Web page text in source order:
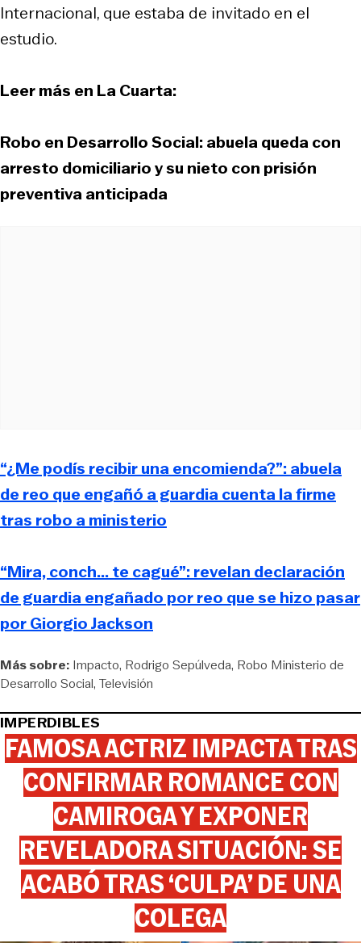
Internacional, que estaba de invitado en el
estudio.
Leer más en La Cuarta:
Robo en Desarrollo Social: abuela queda con
arresto domiciliario y su nieto con prisión
preventiva anticipada
“¿Me podís recibir una encomienda?”: abuela
de reo que engañó a guardia cuenta la firme
tras robo a ministerio
“Mira, conch... te cagué”: revelan declaración
de guardia engañado por reo que se hizo pasar
por Giorgio Jackson
Más sobre: Impacto Rodrigo Sepúlveda Robo Ministerio de
Desarrollo Social Televisión
IMPERDIBLES
FAMOSA ACTRIZ IMPACTA TRAS
CONFIRMAR ROMANCE CON
CAMIROGA Y EXPONER
REVELADORA SITUACIÓN: SE
ACABÓ TRAS ‘CULPA’ DE UNA
COLEGA